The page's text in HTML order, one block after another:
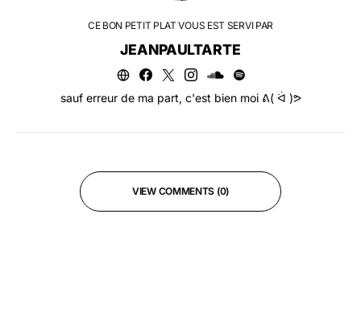
CE BON PETIT PLAT VOUS EST SERVI PAR
JEANPAULTARTE
sauf erreur de ma part, c'est bien moi ᕕ( ᐛ )ᕗ
VIEW COMMENTS (0)